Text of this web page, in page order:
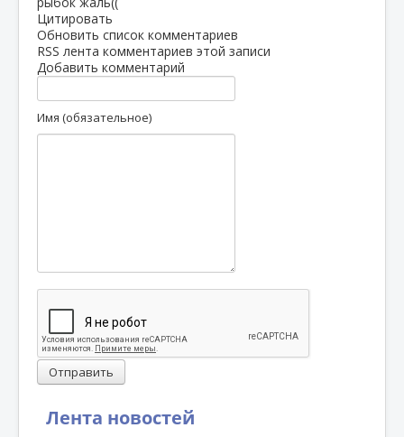
Лента новостей
Цитировать
Обновить список комментариев
RSS лента комментариев этой записи
Добавить комментарий
Имя (обязательное)
Отправить